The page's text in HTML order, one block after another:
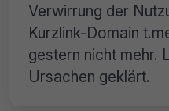
Verwirrung der
Kurzlink-Domain
gestern nicht mehr.
Ursachen geklärt.